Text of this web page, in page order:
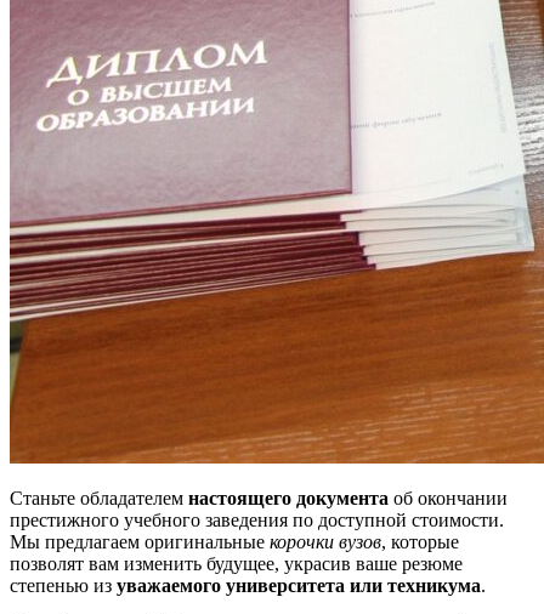
Станьте обладателем настоящего документа об окончании
престижного учебного заведения по доступной стоимости.
Мы предлагаем оригинальные корочки вузов, которые
позволят вам изменить будущее, украсив ваше резюме
степенью из уважаемого университета или техникума.